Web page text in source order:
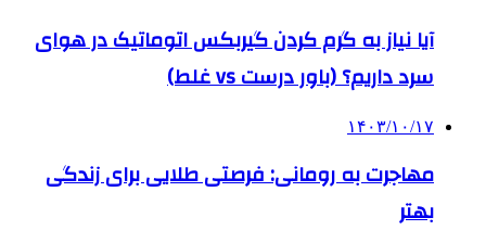
آیا نیاز به گرم کردن گیربکس اتوماتیک در هوای
سرد داریم؟ (باور درست vs غلط)
۱۴۰۳/۱۰/۱۷
مهاجرت به رومانی: فرصتی طلایی برای زندگی
بهتر